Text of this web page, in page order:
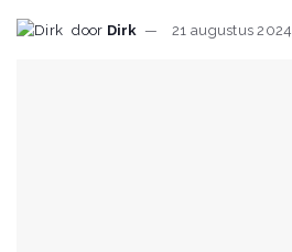
door Dirk 21 augustus 2024